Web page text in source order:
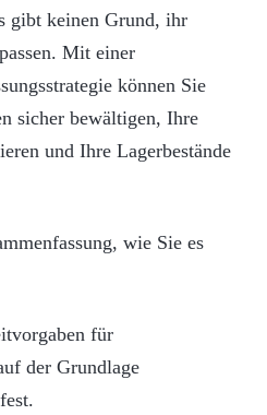
gibt keinen Grund, ihr
Mit einer
können Sie
sicher bewältigen, Ihre
und Ihre Lagerbestände
wie Sie es
für
der Grundlage